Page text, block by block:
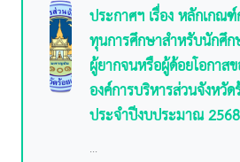
ประกาศฯ เรื่อง หลักเกณ
ทุนการศึกษาสำหรับนักศึก
ผู้ยากจนหรือผู้ด้อยโอกาส
องค์การบริหารส่วนจังหวัด
ประจำปีงบประมาณ
...